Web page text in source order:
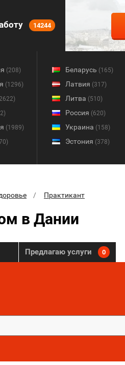
14244
(208)
(1296)
(1989)
Беларусь (165)
Латвия (317)
Литва (510)
Россия (620)
Украина (158)
Эстония (378)
Практикант
в Дании
Предлагаю услуги 0